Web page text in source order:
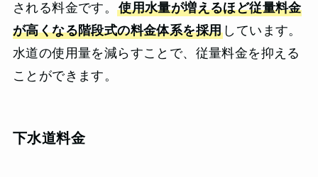
される料金です。使用水量が増えるほど従量料金
が高くなる階段式の料金体系を採用 しています。
水道の使用量を減らすことで、従量料金を抑える
ことができます。
下水道料金